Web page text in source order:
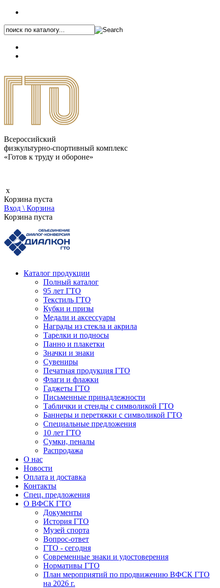
Всероссийский
физкультурно-спортивный комплекс
«Готов к труду и обороне»
x
Корзина пуста
Вход \ Корзина
Корзина пуста
Каталог продукции
Полный каталог
95 лет ГТО
Текстиль ГТО
Кубки и призы
Медали и аксессуары
Награды из стекла и акрила
Тарелки и подносы
Панно и плакетки
Значки и знаки
Сувениры
Печатная продукция ГТО
Флаги и флажки
Гаджеты ГТО
Письменные принадлежности
Таблички и стенды с символикой ГТО
Баннеры и перетяжки с символикой ГТО
Специальные предложения
10 лет ГТО
Сумки, пеналы
Распродажа
О нас
Новости
Оплата и доставка
Контакты
Спец. предложения
О ВФСК ГТО
Документы
История ГТО
Музей спорта
Вопрос-ответ
ГТО - сегодня
Современные знаки и удостоверения
Нормативы ГТО
План мероприятий по продвижению ВФСК ГТО
на 2026 г.